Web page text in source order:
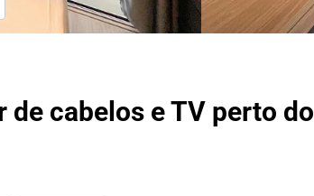
de cabelos e TV perto do